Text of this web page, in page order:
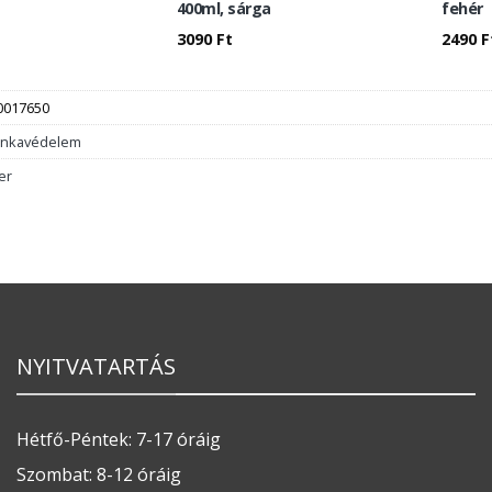
400ml, sárga
3090 Ft
fehér
2490
NYITVATARTÁS
Hétfő-Péntek: 7-17 óráig
Szombat: 8-12 óráig